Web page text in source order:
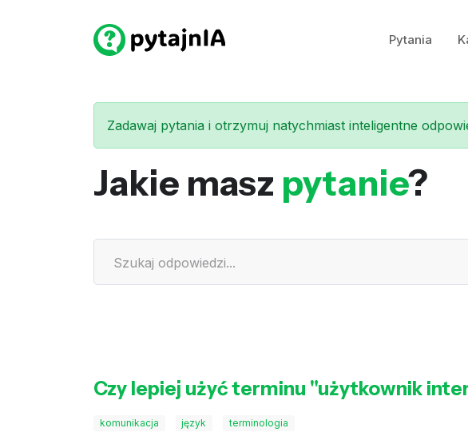
Pytania
Zadawaj pytania i otrzymuj natychmiast inteligentne
Jakie masz pytanie?
Czy lepiej użyć terminu "użytkownik
komunikacja język terminologia